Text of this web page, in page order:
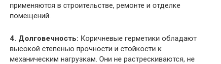
применяются в строительстве, ремонте и отделке
помещений.
4. Долговечность: Коричневые герметики обладают
высокой степенью прочности и стойкости к
механическим нагрузкам. Они не растрескиваются, не